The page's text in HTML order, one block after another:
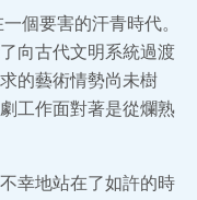
個要害的汗青時代。
向古代文明系統過渡
的藝術情勢尚未樹
工作面對著是從爛熟
幸地站在了如許的時